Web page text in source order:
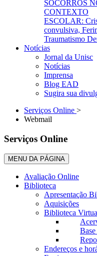
SOCORROS
CONTEXTO
ESCOLAR:
convulsiva,
Traumatismo
Notícias
Jornal da Unisc
Notícias
Imprensa
Blog EAD
Sugira sua
Serviços Online >
Webmail
Serviços Online
MENU DA PÁGINA
Avaliação Online
Biblioteca
Apresentação
Aquisições
Biblioteca
Endereços e